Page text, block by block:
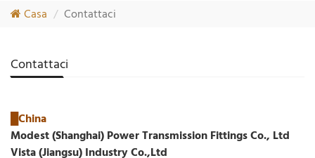
Casa Contattaci
Contattaci
█China
Modest (Shanghai) Power Transmission Fittings Co., Ltd
Vista (Jiangsu) Industry Co.,Ltd